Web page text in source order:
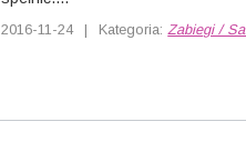
2016-11-24 | Kategoria:Zabiegi /